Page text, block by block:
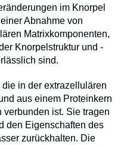
im Knorpel
Abnahme von
Matrixkomponenten,
Knorpelstruktur und -
sind.
in der extrazellulären
aus einem Proteinkern
verbunden ist. Sie tragen
den Eigenschaften des
zurückhalten. Die